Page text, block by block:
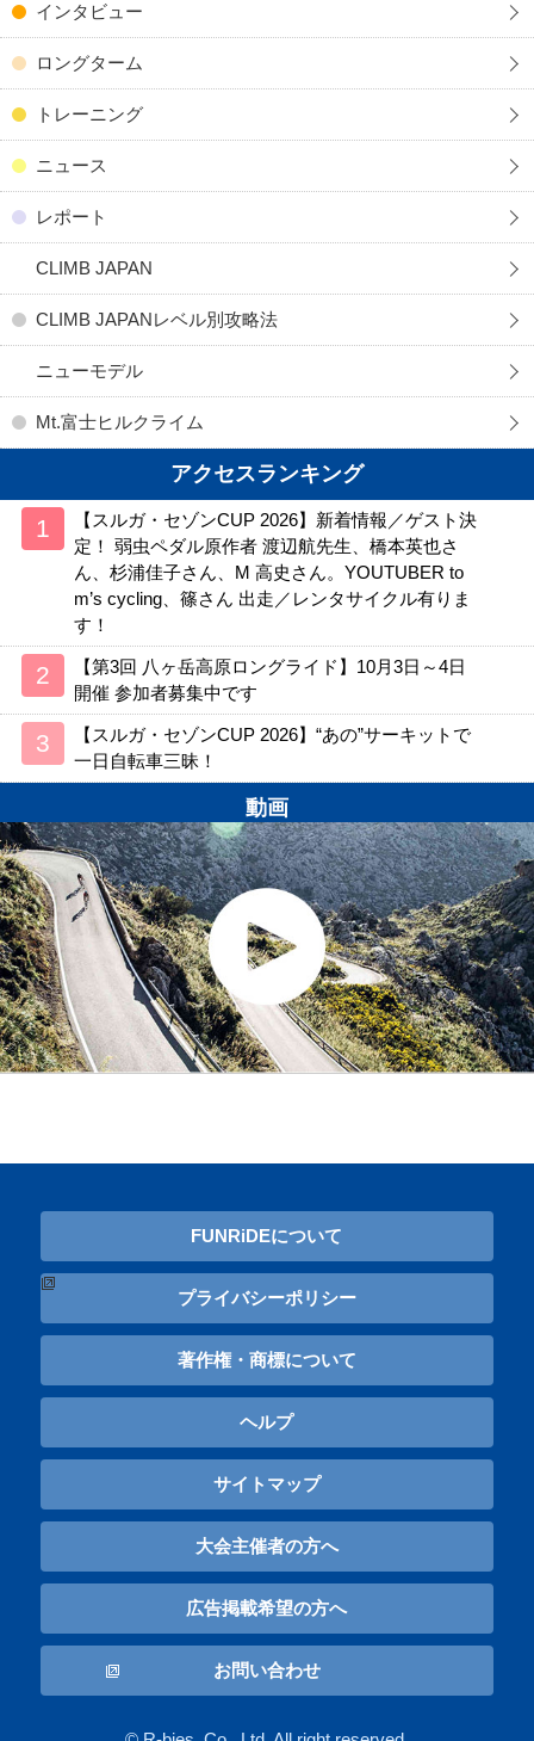
インタビュー
ロングターム
トレーニング
ニュース
レポート
CLIMB JAPAN
CLIMB JAPANレベル別攻略法
ニューモデル
Mt.富士ヒルクライム
アクセスランキング
【スルガ・セゾンCUP 2026】新着情報／ゲスト決
定！ 弱虫ペダル原作者 渡辺航先生、橋本英也さ
ん、杉浦佳子さん、M 高史さん。YOUTUBER to
m’s cycling、篠さん 出走／レンタサイクル有りま
す！
【第3回 八ヶ岳高原ロングライド】10月3日～4日
開催 参加者募集中です
【スルガ・セゾンCUP 2026】“あの”サーキットで
一日自転車三昧！
動画
FUNRiDEについて
プライバシーポリシー
著作権・商標について
ヘルプ
サイトマップ
大会主催者の方へ
広告掲載希望の方へ
お問い合わせ